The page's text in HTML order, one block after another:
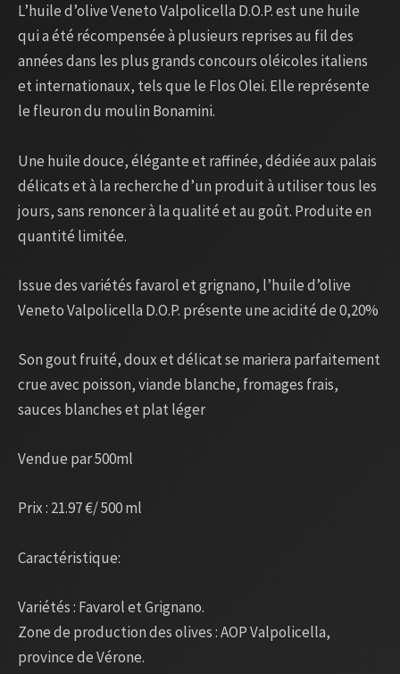
L’huile d’olive Veneto Valpolicella D.O.P. est une huile
qui a été récompensée à plusieurs reprises au fil des
années dans les plus grands concours oléicoles italiens
et internationaux, tels que le Flos Olei. Elle représente
le fleuron du moulin Bonamini.
Une huile douce, élégante et raffinée, dédiée aux palais
délicats et à la recherche d’un produit à utiliser tous les
jours, sans renoncer à la qualité et au goût. Produite en
quantité limitée.
Issue des variétés favarol et grignano, l’huile d’olive
Veneto Valpolicella D.O.P. présente une acidité de 0,20%
Son gout fruité, doux et délicat se mariera parfaitement
crue avec poisson, viande blanche, fromages frais,
sauces blanches et plat léger
Vendue par 500ml
Prix : 21.97 €/ 500 ml
Caractéristique:
Variétés : Favarol et Grignano.
Zone de production des olives : AOP Valpolicella,
province de Vérone.